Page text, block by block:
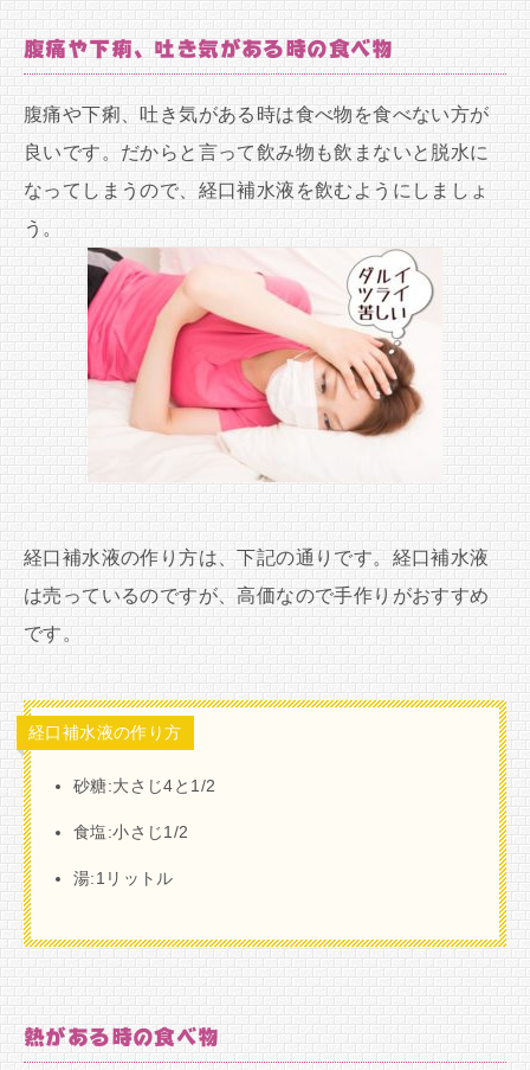
腹痛や下痢、吐き気がある時の食べ物
腹痛や下痢、吐き気がある時は食べ物を食べない方が
良いです。だからと言って飲み物も飲まないと脱水に
なってしまうので、経口補水液を飲むようにしましょ
う。
経口補水液の作り方は、下記の通りです。経口補水液
は売っているのですが、高価なので手作りがおすすめ
です。
経口補水液の作り方
砂糖:大さじ4と1/2
食塩:小さじ1/2
湯:1リットル
熱がある時の食べ物